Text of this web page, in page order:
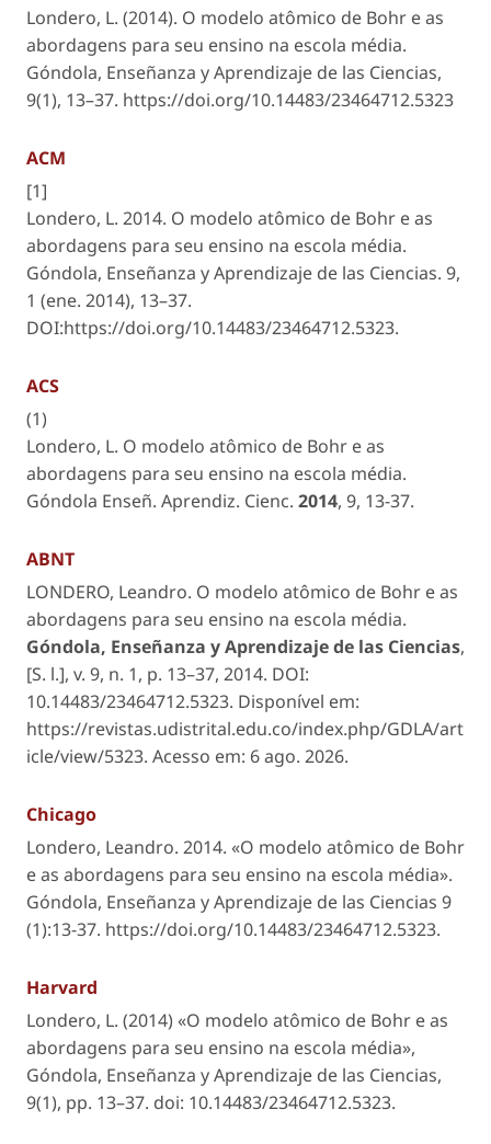
Londero, L. (2014). O modelo atômico de Bohr e as
abordagens para seu ensino na escola média.
Góndola, Enseñanza y Aprendizaje de las Ciencias,
9(1), 13–37. https://doi.org/10.14483/23464712.5323
ACM
[1]
Londero, L. 2014. O modelo atômico de Bohr e as
abordagens para seu ensino na escola média.
Góndola, Enseñanza y Aprendizaje de las Ciencias. 9,
1 (ene. 2014), 13–37.
DOI:https://doi.org/10.14483/23464712.5323.
ACS
(1)
Londero, L. O modelo atômico de Bohr e as
abordagens para seu ensino na escola média.
Góndola Enseñ. Aprendiz. Cienc. 2014, 9, 13-37.
ABNT
LONDERO, Leandro. O modelo atômico de Bohr e as
abordagens para seu ensino na escola média.
Góndola, Enseñanza y Aprendizaje de las Ciencias,
[S. l.], v. 9, n. 1, p. 13–37, 2014. DOI:
10.14483/23464712.5323. Disponível em:
https://revistas.udistrital.edu.co/index.php/GDLA/art
icle/view/5323. Acesso em: 6 ago. 2026.
Chicago
Londero, Leandro. 2014. «O modelo atômico de Bohr
e as abordagens para seu ensino na escola média».
Góndola, Enseñanza y Aprendizaje de las Ciencias 9
(1):13-37. https://doi.org/10.14483/23464712.5323.
Harvard
Londero, L. (2014) «O modelo atômico de Bohr e as
abordagens para seu ensino na escola média»,
Góndola, Enseñanza y Aprendizaje de las Ciencias,
9(1), pp. 13–37. doi: 10.14483/23464712.5323.